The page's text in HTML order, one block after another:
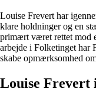
Louise Frevert har
klare holdninger og en
primært været rettet mod
arbejde i Folketinget har
skabe opmærksomhed
Louise Frevert